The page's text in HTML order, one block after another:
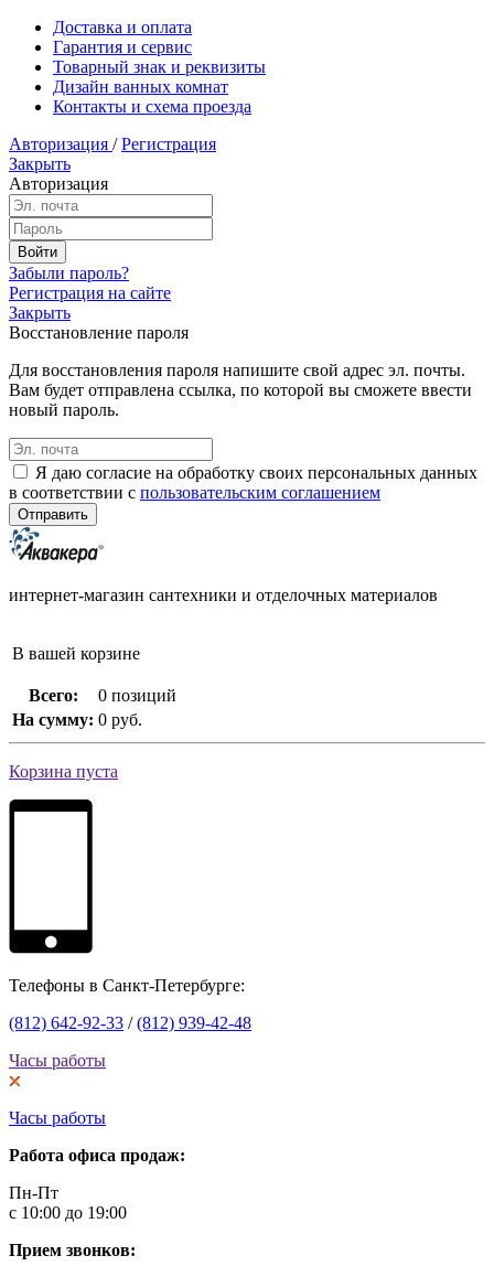
Доставка и оплата
Гарантия и сервис
Товарный знак и реквизиты
Дизайн ванных комнат
Контакты и схема проезда
Авторизация / Регистрация
Закрыть
Авторизация
Забыли пароль?
Регистрация на сайте
Закрыть
Восстановление пароля
Для восстановления пароля напишите свой адрес эл. почты.
Вам будет отправлена ссылка, по которой вы сможете ввести
новый пароль.
Я даю согласие на обработку своих персональных данных
в соответствии с пользовательским соглашением
интернет-магазин сантехники и отделочных материалов
В вашей корзине
Всего:
0 позиций
На сумму: 0 руб.
Корзина пуста
Телефоны в Санкт-Петербурге:
(812) 642-92-33 /(812) 939-42-48
Часы работы
Часы работы
Работа офиса продаж:
Пн-Пт
с 10:00 до 19:00
Прием звонков: